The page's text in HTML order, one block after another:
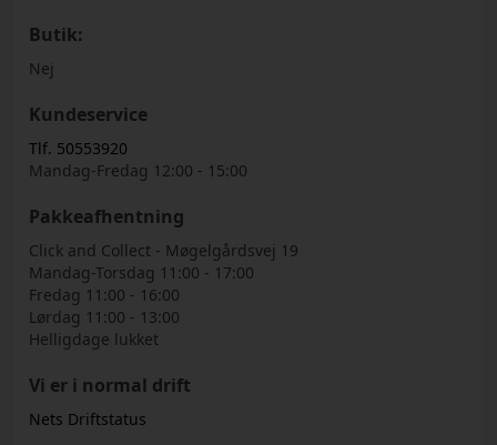
Butik:
Nej
Kundeservice
Tlf. 50553920
Mandag-Fredag 12:00 - 15:00
Pakkeafhentning
Click and Collect - Møgelgårdsvej 19
Mandag-Torsdag 11:00 - 17:00
Fredag 11:00 - 16:00
Lørdag 11:00 - 13:00
Helligdage lukket
Vi er i normal drift
Nets Driftstatus